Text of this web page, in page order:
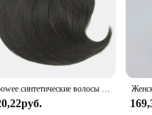
Soowee синтетические волосы Топпер с челкой невидимые 3D волосы Toupee шиньоны для мужчин и женщин